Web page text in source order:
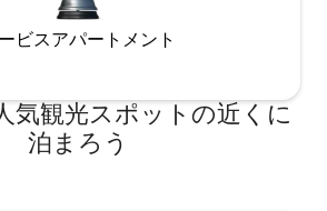
ビスアパートメント
気観光スポットの近くに
泊まろう